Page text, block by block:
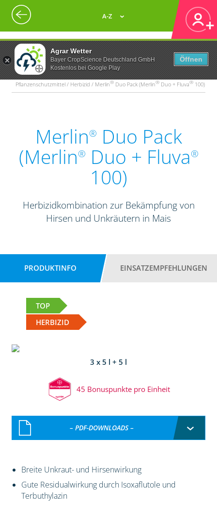
Agrar Wetter
Bayer CropScience Deutschland GmbH
Kostenlos bei Google Play
Öffnen
A-Z
Pflanzenschutzmittel / Herbizid / Merlin® Duo Pack (Merlin® Duo + Fluva® 100)
Merlin® Duo Pack
(Merlin® Duo + Fluva®
100)
Herbizidkombination zur Bekämpfung von
Hirsen und Unkräutern in Mais
PRODUKTINFO EINSATZEMPFEHLUNGEN
TOP
HERBIZID
3 x 5 l + 5 l
45 Bonuspunkte pro Einheit
– PDF-DOWNLOADS –
Breite Unkraut- und Hirsenwirkung
Gute Residualwirkung durch Isoxaflutole und
Terbuthylazin